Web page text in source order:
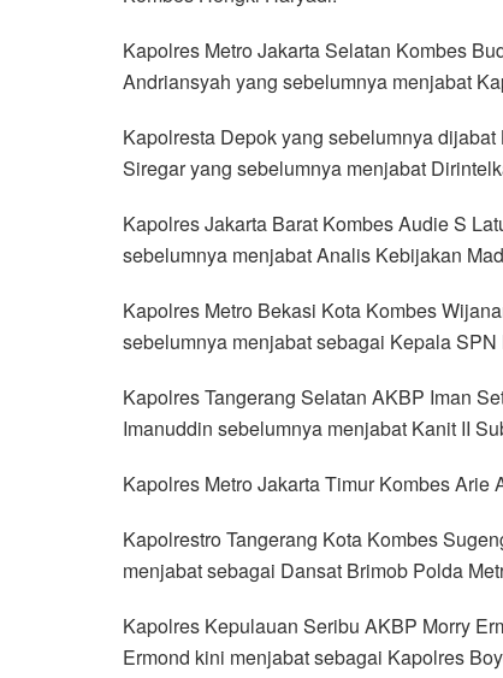
Kapolres Metro Jakarta Selatan Kombes
Andriansyah yang sebelumnya menjabat
Kapolresta Depok yang sebelumnya
Siregar yang sebelumnya menjabat
Kapolres Jakarta Barat Kombes Audie S
sebelumnya menjabat Analis Kebijakan
Kapolres Metro Bekasi Kota Kombes
sebelumnya menjabat sebagai Kepala SPN
Kapolres Tangerang Selatan AKBP Iman
Imanuddin sebelumnya menjabat Kanit II
Kapolres Metro Jakarta Timur Kombes
Kapolrestro Tangerang Kota Kombes
menjabat sebagai Dansat Brimob Polda
Kapolres Kepulauan Seribu AKBP Morry
Ermond kini menjabat sebagai Kapolres